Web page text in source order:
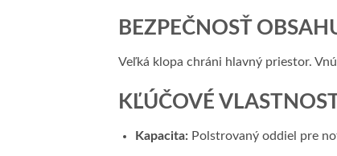
BEZPEČNOSŤ
Veľká klopa chráni hlavný priestor.
KĽÚČOVÉ
Kapacita:Polstrovaný oddiel pre